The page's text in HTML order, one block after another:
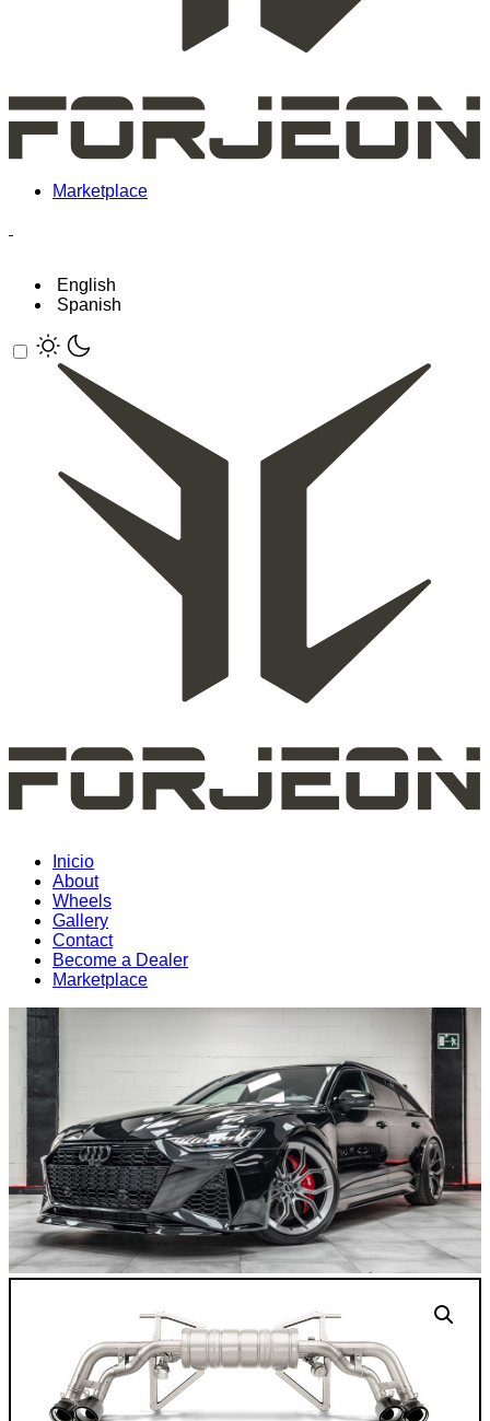
Marketplace
English
Spanish
Inicio
About
Wheels
Gallery
Contact
Become a Dealer
Marketplace